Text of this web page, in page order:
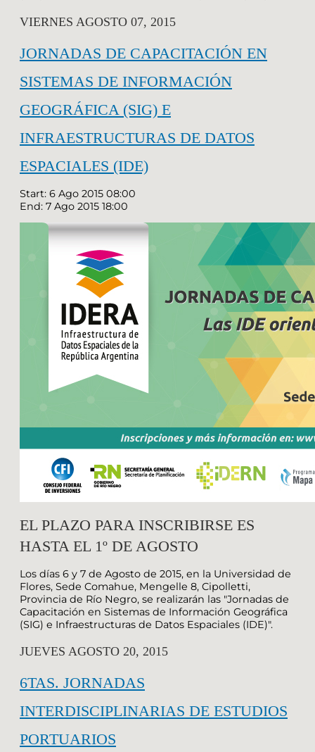
VIERNES AGOSTO 07, 2015
JORNADAS DE CAPACITACIÓN EN
SISTEMAS DE INFORMACIÓN
GEOGRÁFICA (SIG) E
INFRAESTRUCTURAS DE DATOS
ESPACIALES (IDE)
Start: 6 Ago 2015 08:00
End: 7 Ago 2015 18:00
EL PLAZO PARA INSCRIBIRSE ES
HASTA EL 1º DE AGOSTO
Los días 6 y 7 de Agosto de 2015, en la Universidad de
Flores, Sede Comahue, Mengelle 8, Cipolletti,
Provincia de Río Negro, se realizarán las "Jornadas de
Capacitación en Sistemas de Información Geográfica
(SIG) e Infraestructuras de Datos Espaciales (IDE)".
JUEVES AGOSTO 20, 2015
6TAS. JORNADAS
INTERDISCIPLINARIAS DE ESTUDIOS
PORTUARIOS